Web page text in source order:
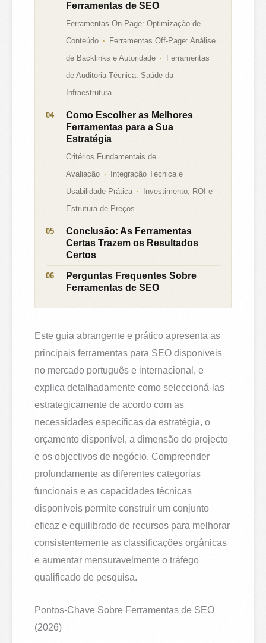
Ferramentas de SEO
Ferramentas On-Page: Optimização de
Conteúdo
Ferramentas Off-Page: Análise
de Backlinks e Autoridade
Ferramentas
de Auditoria Técnica: Saúde da
Infraestrutura
Como Escolher as Melhores
Ferramentas para a Sua
Estratégia
Critérios Fundamentais de
Avaliação
Integração Técnica e
Usabilidade Prática
Investimento, ROI e
Estrutura de Preços
Conclusão: As Ferramentas
Certas Trazem os Resultados
Certos
Perguntas Frequentes Sobre
Ferramentas de SEO
Este guia abrangente e prático apresenta as
principais ferramentas para SEO disponíveis
no mercado português e internacional, e
explica detalhadamente como seleccioná-las
estrategicamente de acordo com as
necessidades específicas da estratégia, o
orçamento disponível, a dimensão do projecto
e os objectivos de negócio. Compreender
profundamente as diferentes categorias
funcionais e as capacidades técnicas
disponíveis permite construir um conjunto
eficaz e equilibrado de recursos para melhorar
consistentemente as classificações orgânicas
e aumentar mensuravelmente o tráfego
qualificado de pesquisa.
Pontos-Chave Sobre Ferramentas de SEO
(2026)